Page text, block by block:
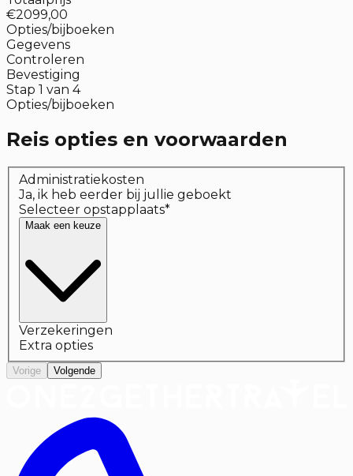
€2099,00
Opties/bijboeken
Gegevens
Controleren
Bevestiging
Stap 1 van 4
Opties/bijboeken
Reis opties en voorwaarden
Administratiekosten
Ja, ik heb eerder bij jullie geboekt
Selecteer opstapplaats*
Maak een keuze
Verzekeringen
Extra opties
Vorige Volgende